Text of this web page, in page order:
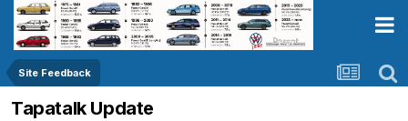
Site Feedback
Tapatalk Update